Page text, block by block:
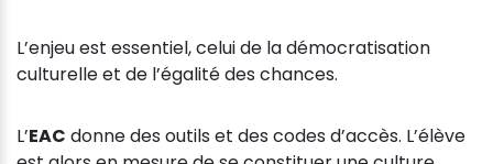
L’enjeu est essentiel, celui de la démocratisation
culturelle et de l’égalité des chances.
L’EAC donne des outils et des codes d’accès. L’élève